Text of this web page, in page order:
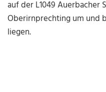
auf der L1049 Auerbacher
Oberirnprechting um und
liegen.